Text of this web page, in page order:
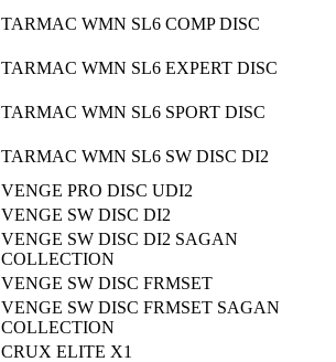
TARMAC WMN SL6 COMP DISC
TARMAC WMN SL6 EXPERT DISC
TARMAC WMN SL6 SPORT DISC
TARMAC WMN SL6 SW DISC DI2
VENGE PRO DISC UDI2
VENGE SW DISC DI2
VENGE SW DISC DI2 SAGAN
COLLECTION
VENGE SW DISC FRMSET
VENGE SW DISC FRMSET SAGAN
COLLECTION
CRUX ELITE X1